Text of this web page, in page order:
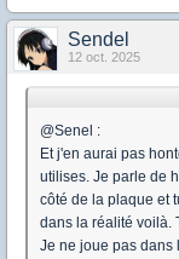
Sendel
12 oct. 2025
@Senel :
Et j'en aurai pas
utilises. Je parle de
côté de la plaque et
dans la réalité voilà.
Je ne joue pas dans